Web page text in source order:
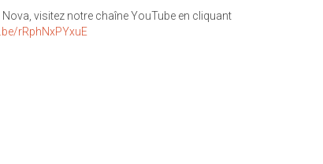
visitez notre chaîne YouTube en cliquant
rRphNxPYxuE